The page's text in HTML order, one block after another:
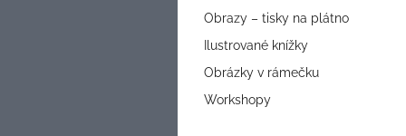
Obrazy – tisky na plátno
Ilustrované knížky
Obrázky v rámečku
Workshopy